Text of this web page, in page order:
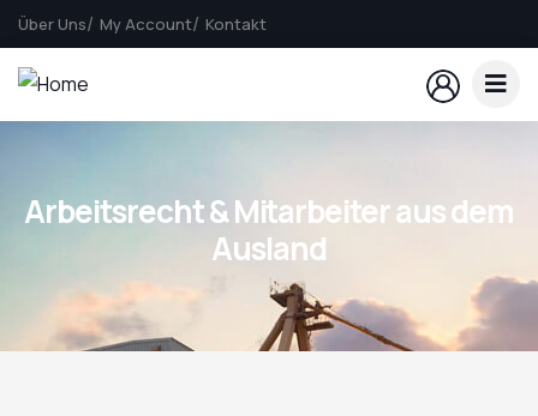
Über Uns My Account Kontakt
Arbeitsrecht & Mitarbeiter aus dem
Ausland